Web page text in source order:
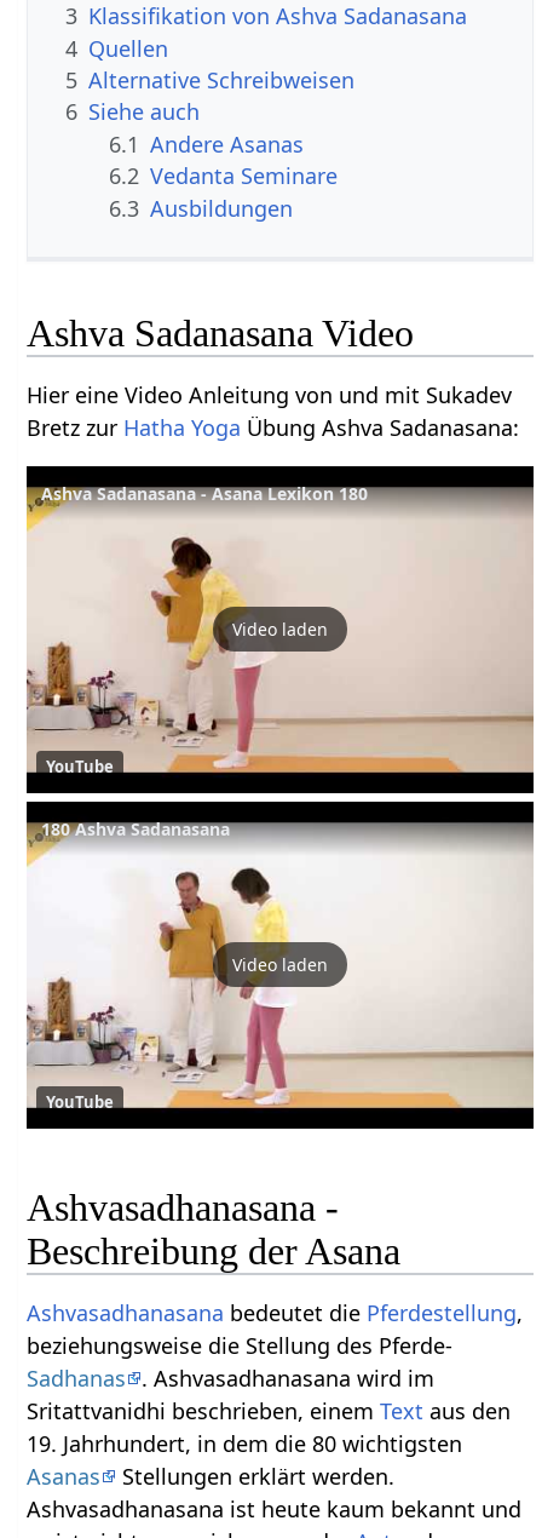
3 Klassifikation von Ashva Sadanasana
4 Quellen
5 Alternative Schreibweisen
6 Siehe auch
6.1 Andere Asanas
6.2 Vedanta Seminare
6.3 Ausbildungen
Ashva Sadanasana Video
Hier eine Video Anleitung von und mit Sukadev
Bretz zur Hatha Yoga Übung Ashva Sadanasana:
Ashva Sadanasana - Asana Lexikon 180
Video laden
YouTube
180 Ashva Sadanasana
Video laden
YouTube
Ashvasadhanasana -
Beschreibung der Asana
Ashvasadhanasana bedeutet die Pferdestellung,
beziehungsweise die Stellung des Pferde-
Sadhanas
. Ashvasadhanasana wird im
Sritattvanidhi beschrieben, einemText aus den
19. Jahrhundert, in dem die 80 wichtigsten
Asanas
Stellungen erklärt werden.
Ashvasadhanasana ist heute kaum bekannt und